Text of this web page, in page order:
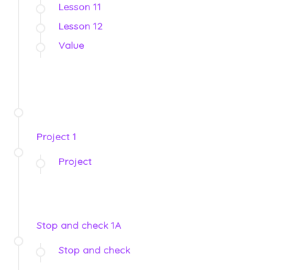
Lesson 11
Lesson 12
Value
Project 1
Project
Stop and check 1A
Stop and check